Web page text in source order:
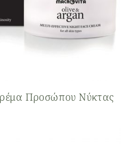
Προσώπου Νύκτας